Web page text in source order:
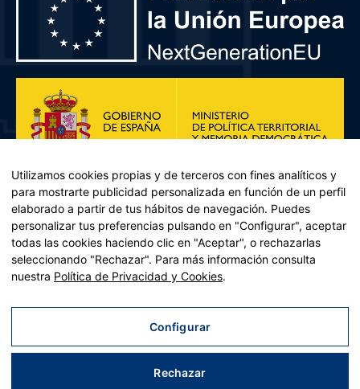
Plan de Recuperación, Transformación y Resiliencia – Financiado por
Recuperación y resiliencia, establecido por el Reglamento (UE)
2021/241 del Parlamento Europeo y del Consejo, de 12 de febrero
Utilizamos cookies propias y de terceros con fines analíticos y
para mostrarte publicidad personalizada en función de un perfil
elaborado a partir de tus hábitos de navegación. Puedes
personalizar tus preferencias pulsando en "Configurar", aceptar
todas las cookies haciendo clic en "Aceptar", o rechazarlas
seleccionando "Rechazar". Para más información consulta
nuestra Política de Privacidad y Cookies.
Configurar
Rechazar